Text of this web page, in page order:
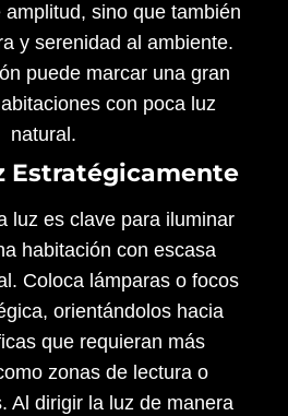
sino que también
y serenidad al ambiente.
puede marcar una gran
con poca luz
natural.
Estratégicamente
luz es clave para iluminar
habitación con escasa
Coloca lámparas o focos
orientándolos hacia
que requieran más
zonas de lectura o
Al dirigir la luz de manera